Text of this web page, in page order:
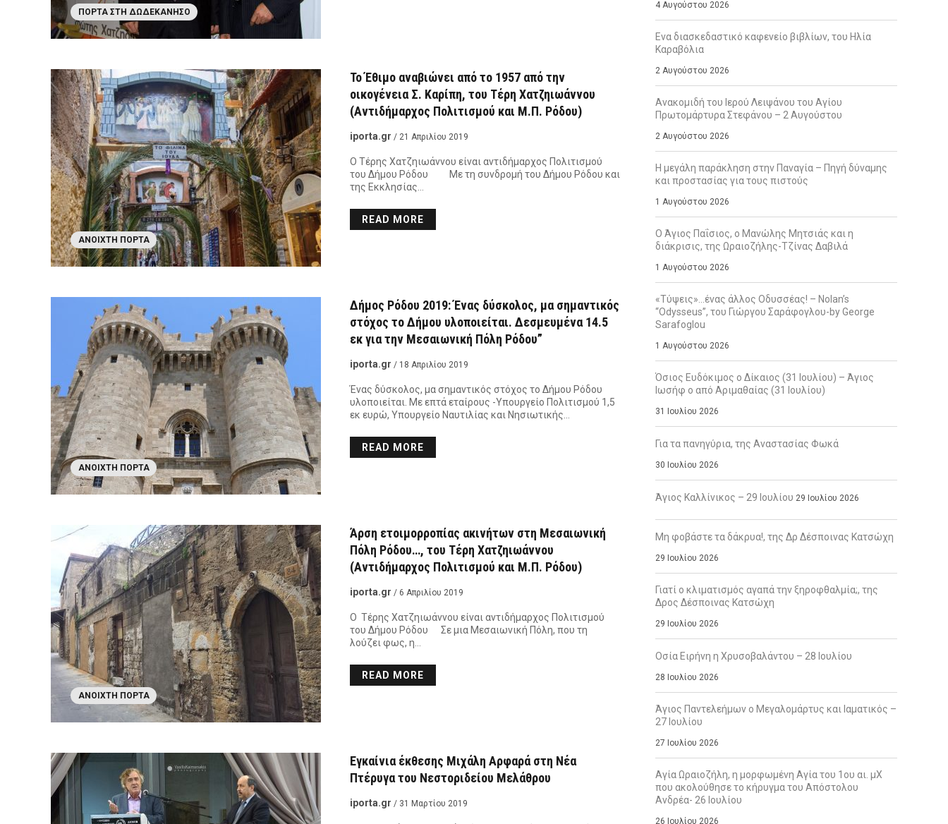
ΠΌΡΤΑ ΣΤΗ ΔΩΔΕΚΆΝΗΣΟ
ΑΝΟΙΧΤΉ ΠΌΡΤΑ
Το Έθιμο αναβιώνει από το 1957 από την
οικογένεια Σ. Καρίπη, του Τέρη Χατζηιωάννου
(Αντιδήμαρχος Πολιτισμού και Μ.Π. Ρόδου)
iporta.gr / 21 Απριλίου 2019
Ο Τέρης Χατζηιωάννου είναι αντιδήμαρχος Πολιτισμού
του Δήμου Ρόδου Με τη συνδρομή του Δήμου Ρόδου και
της Εκκλησίας…
READ MORE
ΑΝΟΙΧΤΉ ΠΌΡΤΑ
Δήμος Ρόδου 2019: Ένας δύσκολος, μα σημαντικός
στόχος το Δήμου υλοποιείται. Δεσμευμένα 14.5
εκ για την Μεσαιωνική Πόλη Ρόδου”
iporta.gr / 18 Απριλίου 2019
Ένας δύσκολος, μα σημαντικός στόχος το Δήμου Ρόδου
υλοποιείται. Με επτά εταίρους -Υπουργείο Πολιτισμού 1,5
εκ ευρώ, Υπουργείο Ναυτιλίας και Νησιωτικής…
READ MORE
ΑΝΟΙΧΤΉ ΠΌΡΤΑ
Άρση ετοιμορροπίας ακινήτων στη Μεσαιωνική
Πόλη Ρόδου…, του Τέρη Χατζηιωάννου
(Αντιδήμαρχος Πολιτισμού και Μ.Π. Ρόδου)
iporta.gr / 6 Απριλίου 2019
Ο Τέρης Χατζηιωάννου είναι αντιδήμαρχος Πολιτισμού
του Δήμου Ρόδου Σε μια Μεσαιωνική Πόλη, που τη
λούζει φως, η…
READ MORE
Εγκαίνια έκθεσης Μιχάλη Αρφαρά στη Νέα
Πτέρυγα του Νεστοριδείου Μελάθρου
iporta.gr / 31 Μαρτίου 2019
4 Αυγούστου 2026
Ενα διασκεδαστικό καφενείο βιβλίων, του Ηλία
Καραβόλια
2 Αυγούστου 2026
Ανακομιδή του Ιερού Λειψάνου του Αγίου
Πρωτομάρτυρα Στεφάνου – 2 Αυγούστου
2 Αυγούστου 2026
Η μεγάλη παράκληση στην Παναγία – Πηγή δύναμης
και προστασίας για τους πιστούς
1 Αυγούστου 2026
Ο Άγιος Παΐσιος, ο Μανώλης Μητσιάς και η
διάκρισις, της Ωραιοζήλης-Τζίνας Δαβιλά
1 Αυγούστου 2026
«Τύψεις»…ένας άλλος Οδυσσέας! – Nolan’s
“Odysseus”, του Γιώργου Σαράφογλου-by George
Sarafoglou
1 Αυγούστου 2026
Όσιος Ευδόκιμος ο Δίκαιος (31 Ιουλίου) – Άγιος
Ιωσήφ ο από Αριμαθαίας (31 Ιουλίου)
31 Ιουλίου 2026
Για τα πανηγύρια, της Αναστασίας Φωκά
30 Ιουλίου 2026
Άγιος Καλλίνικος – 29 Ιουλίου 29 Ιουλίου 2026
Μη φοβάστε τα δάκρυα!, της Δρ Δέσποινας Κατσώχη
29 Ιουλίου 2026
Γιατί ο κλιματισμός αγαπά την ξηροφθαλμία;, της
Δρος Δέσποινας Κατσώχη
29 Ιουλίου 2026
Οσία Ειρήνη η Χρυσοβαλάντου – 28 Ιουλίου
28 Ιουλίου 2026
Άγιος Παντελεήμων ο Μεγαλομάρτυς και Ιαματικός –
27 Ιουλίου
27 Ιουλίου 2026
Αγία Ωραιοζήλη, η μορφωμένη Αγία του 1ου αι. μΧ
που ακολούθησε το κήρυγμα του Απόστολου
Ανδρέα- 26 Ιουλίου
26 Ιουλίου 2026